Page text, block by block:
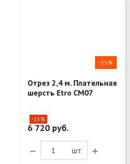
-15%
Отрез 2,4 м. Плательная
шерсть Etro CM07
-15%
6 720 руб.
шт